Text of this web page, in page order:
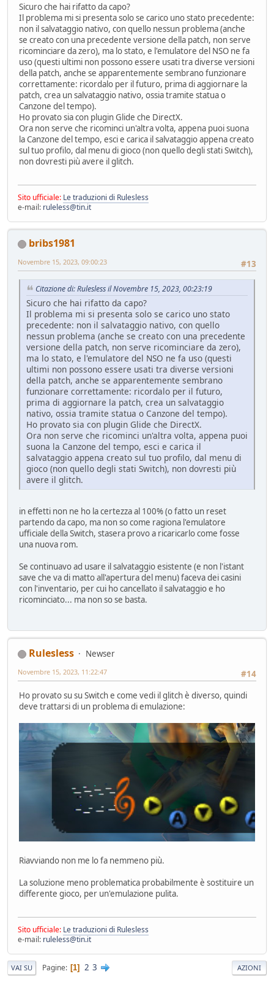
Sicuro che hai rifatto da capo?
Il problema mi si presenta solo se carico uno stato precedente:
non il salvataggio nativo, con quello nessun problema (anche
se creato con una precedente versione della patch, non serve
ricominciare da zero), ma lo stato, e l'emulatore del NSO ne fa
uso (questi ultimi non possono essere usati tra diverse versioni
della patch, anche se apparentemente sembrano funzionare
correttamente: ricordalo per il futuro, prima di aggiornare la
patch, crea un salvataggio nativo, ossia tramite statua o
Canzone del tempo).
Ho provato sia con plugin Glide che DirectX.
Ora non serve che ricominci un'altra volta, appena puoi suona
la Canzone del tempo, esci e carica il salvataggio appena creato
sul tuo profilo, dal menu di gioco (non quello degli stati Switch),
non dovresti più avere il glitch.
Sito ufficiale: Le traduzioni di Rulesless
e-mail: ruleless@tin.it
bribs1981
#13
Novembre 15, 2023, 09:00:23
Citazione di: Rulesless il Novembre 15, 2023, 00:23:19
Sicuro che hai rifatto da capo?
Il problema mi si presenta solo se carico uno stato
precedente: non il salvataggio nativo, con quello
nessun problema (anche se creato con una precedente
versione della patch, non serve ricominciare da zero),
ma lo stato, e l'emulatore del NSO ne fa uso (questi
ultimi non possono essere usati tra diverse versioni
della patch, anche se apparentemente sembrano
funzionare correttamente: ricordalo per il futuro,
prima di aggiornare la patch, crea un salvataggio
nativo, ossia tramite statua o Canzone del tempo).
Ho provato sia con plugin Glide che DirectX.
Ora non serve che ricominci un'altra volta, appena puoi
suona la Canzone del tempo, esci e carica il
salvataggio appena creato sul tuo profilo, dal menu di
gioco (non quello degli stati Switch), non dovresti più
avere il glitch.
in effetti non ne ho la certezza al 100% (o fatto un reset
partendo da capo, ma non so come ragiona l'emulatore
ufficiale della Switch, stasera provo a ricaricarlo come fosse
una nuova rom.
Se continuavo ad usare il salvataggio esistente (e non l'istant
save che va di matto all'apertura del menu) faceva dei casini
con l'inventario, per cui ho cancellato il salvataggio e ho
ricominciato... ma non so se basta.
Rulesless
Newser
#14
Novembre 15, 2023, 11:22:47
Ho provato su su Switch e come vedi il glitch è diverso, quindi
deve trattarsi di un problema di emulazione:
Riavviando non me lo fa nemmeno più.
La soluzione meno problematica probabilmente è sostituire un
differente gioco, per un'emulazione pulita.
Sito ufficiale: Le traduzioni di Rulesless
e-mail: ruleless@tin.it
VAI SU Pagine 1 2 3 AZIONI